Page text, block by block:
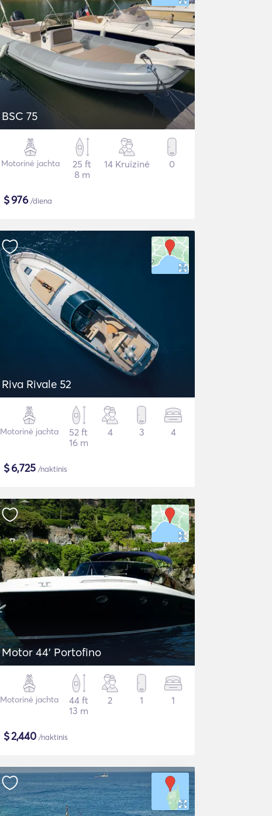
BSC 75
Motorinė jachta
25 ft
8 m
14 Kruizinė 0
$976/diena
Riva Rivale 52
Motorinė jachta
52 ft
16 m
4 3 4
$6,725 /naktinis
Motor 44' Portofino
Motorinė jachta
44 ft
13 m
2 1 1
$2,440 /naktinis